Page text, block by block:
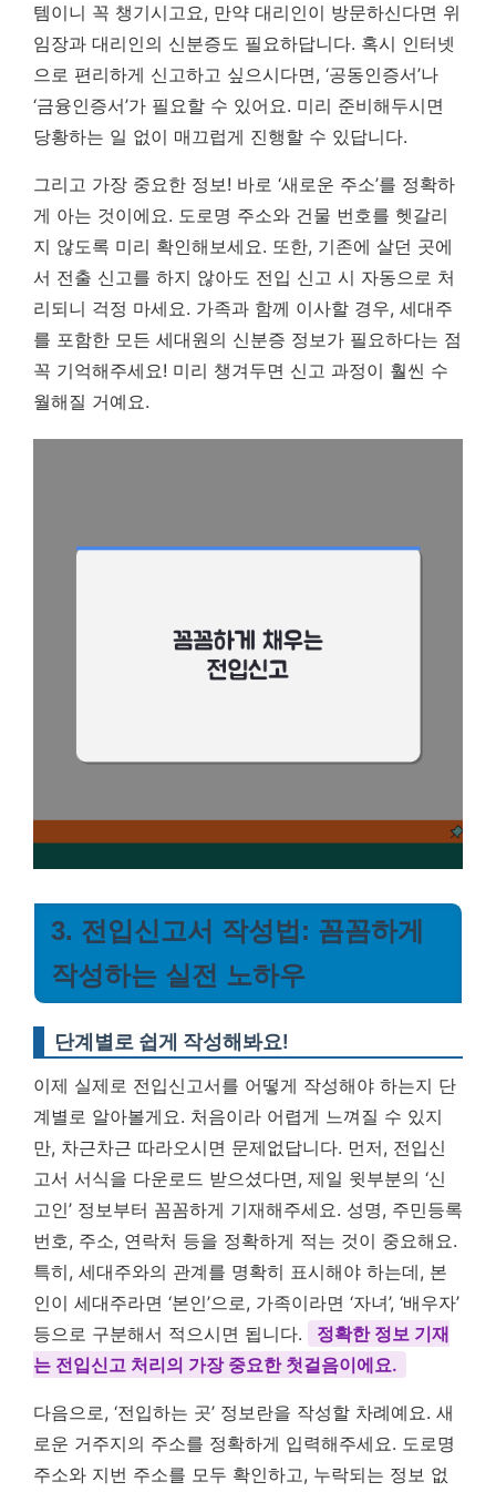
템이니 꼭 챙기시고요, 만약 대리인이 방문하신다면 위
임장과 대리인의 신분증도 필요하답니다. 혹시 인터넷
으로 편리하게 신고하고 싶으시다면, ‘공동인증서’나
‘금융인증서’가 필요할 수 있어요. 미리 준비해두시면
당황하는 일 없이 매끄럽게 진행할 수 있답니다.
그리고 가장 중요한 정보! 바로 ‘새로운 주소’를 정확하
게 아는 것이에요. 도로명 주소와 건물 번호를 헷갈리
지 않도록 미리 확인해보세요. 또한, 기존에 살던 곳에
서 전출 신고를 하지 않아도 전입 신고 시 자동으로 처
리되니 걱정 마세요. 가족과 함께 이사할 경우, 세대주
를 포함한 모든 세대원의 신분증 정보가 필요하다는 점
꼭 기억해주세요! 미리 챙겨두면 신고 과정이 훨씬 수
월해질 거예요.
3. 전입신고서 작성법: 꼼꼼하게
작성하는 실전 노하우
단계별로 쉽게 작성해봐요!
이제 실제로 전입신고서를 어떻게 작성해야 하는지 단
계별로 알아볼게요. 처음이라 어렵게 느껴질 수 있지
만, 차근차근 따라오시면 문제없답니다. 먼저, 전입신
고서 서식을 다운로드 받으셨다면, 제일 윗부분의 ‘신
고인’ 정보부터 꼼꼼하게 기재해주세요. 성명, 주민등록
번호, 주소, 연락처 등을 정확하게 적는 것이 중요해요.
특히, 세대주와의 관계를 명확히 표시해야 하는데, 본
인이 세대주라면 ‘본인’으로, 가족이라면 ‘자녀’, ‘배우자’
등으로 구분해서 적으시면 됩니다.
정확한 정보 기재
는 전입신고 처리의 가장 중요한 첫걸음이에요.
다음으로, ‘전입하는 곳’ 정보란을 작성할 차례예요. 새
로운 거주지의 주소를 정확하게 입력해주세요. 도로명
주소와 지번 주소를 모두 확인하고, 누락되는 정보 없